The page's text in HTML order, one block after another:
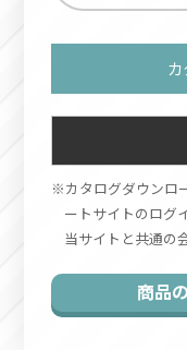
カ
カタログダウンロ
ートサイトのログ
当サイトと共通の
商品